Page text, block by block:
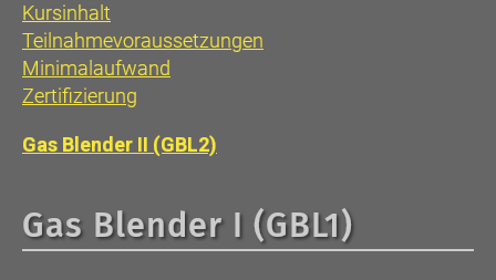
Kursinhalt
Teilnahmevoraussetzungen
Minimalaufwand
Zertifizierung
Gas Blender II (GBL2)
Gas Blender I (GBL1)